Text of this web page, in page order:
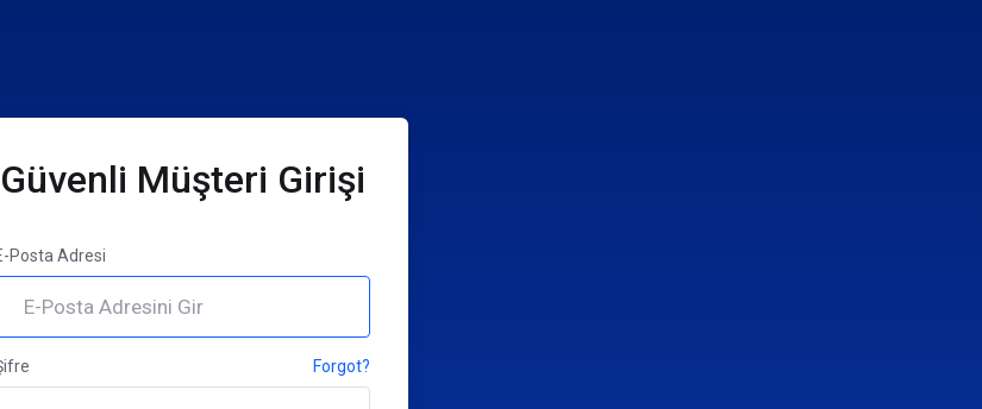
Güvenli Müşteri Girişi
Posta Adresi
Forgot?